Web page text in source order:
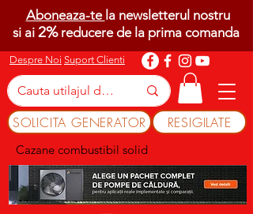
Despre Noi Suport Clienti
SOLICITA GENERATOR RESIGILATE
Cazane combustibil solid
Aboneaza-te la newsletterul nostru
si ai 2%reducere de la prima comanda